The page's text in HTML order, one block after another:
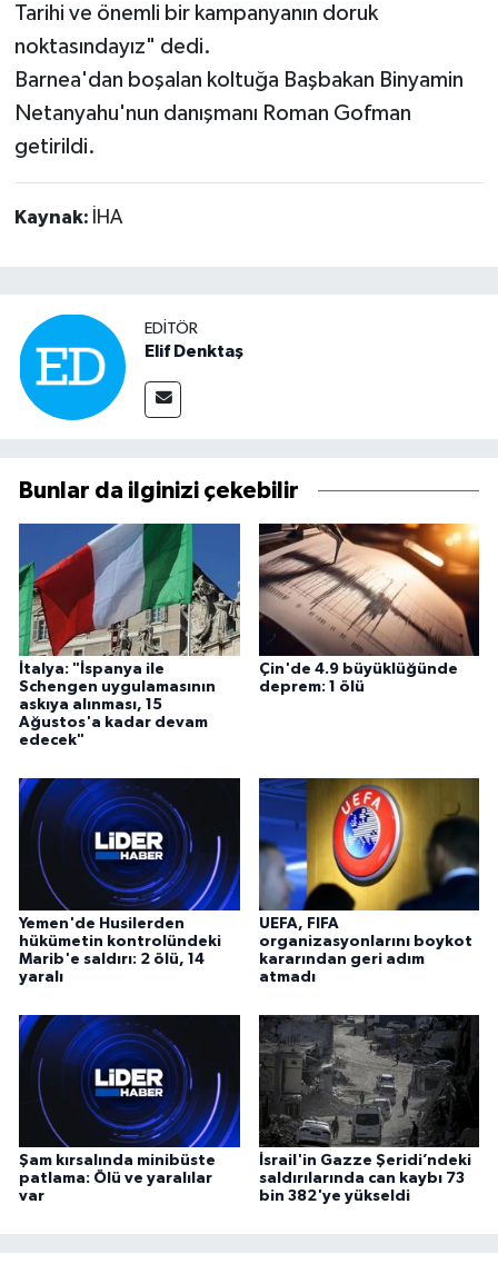
Tarihi ve önemli bir kampanyanın doruk
noktasındayız" dedi.
Barnea'dan boşalan koltuğa Başbakan Binyamin
Netanyahu'nun danışmanı Roman Gofman
getirildi.
Kaynak: İHA
EDITÖR
Elif Denktaş
Bunlar da ilginizi çekebilir
İtalya: "İspanya ile
Schengen uygulamasının
askıya alınması, 15
Ağustos'a kadar devam
edecek"
Çin'de 4.9 büyüklüğünde
deprem: 1 ölü
Yemen'de Husilerden
hükümetin kontrolündeki
Marib'e saldırı: 2 ölü, 14
yaralı
UEFA, FIFA
organizasyonlarını boykot
kararından geri adım
atmadı
Şam kırsalında minibüste
patlama: Ölü ve yaralılar
var
İsrail'in Gazze Şeridi’ndeki
saldırılarında can kaybı 73
bin 382'ye yükseldi